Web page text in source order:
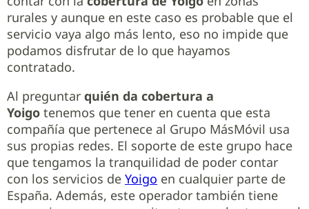
rurales y aunque en este caso es probable que el
servicio vaya algo más lento, eso no impide que
podamos disfrutar de lo que hayamos
contratado.
Al preguntar quién da cobertura a
Yoigo tenemos que tener en cuenta que esta
compañía que pertenece al Grupo MásMóvil usa
sus propias redes. El soporte de este grupo hace
que tengamos la tranquilidad de poder contar
con los servicios de Yoigo en cualquier parte de
España. Además, este operador también tiene